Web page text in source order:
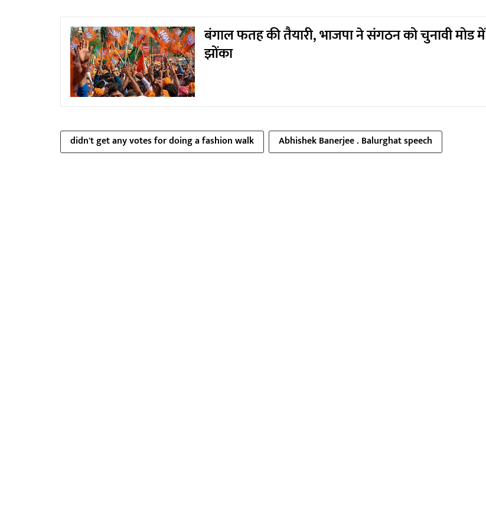
बंगाल फतह की तैयारी, भाजपा ने संगठन को चुनावी मोड में
झोंका
didn't get any votes for doing a fashion walk Abhishek Banerjee . Balurghat speech